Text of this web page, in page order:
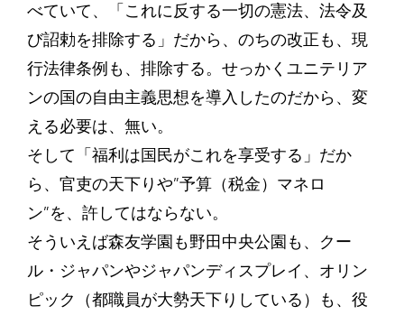
べていて、「これに反する一切の憲法、法令及
び詔勅を排除する」だから、のちの改正も、現
行法律条例も、排除する。せっかくユニテリア
ンの国の自由主義思想を導入したのだから、変
える必要は、無い。
そして「福利は国民がこれを享受する」だか
ら、官吏の天下りや”予算（税金）マネロ
ン”を、許してはならない。
そういえば森友学園も野田中央公園も、クー
ル・ジャパンやジャパンディスプレイ、オリン
ピック（都職員が大勢天下りしている）も、役